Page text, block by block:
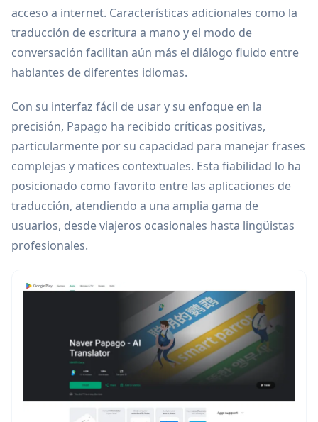
acceso a internet. Características adicionales como la
traducción de escritura a mano y el modo de
conversación facilitan aún más el diálogo fluido entre
hablantes de diferentes idiomas.
Con su interfaz fácil de usar y su enfoque en la
precisión, Papago ha recibido críticas positivas,
particularmente por su capacidad para manejar frases
complejas y matices contextuales. Esta fiabilidad lo ha
posicionado como favorito entre las aplicaciones de
traducción, atendiendo a una amplia gama de
usuarios, desde viajeros ocasionales hasta lingüistas
profesionales.